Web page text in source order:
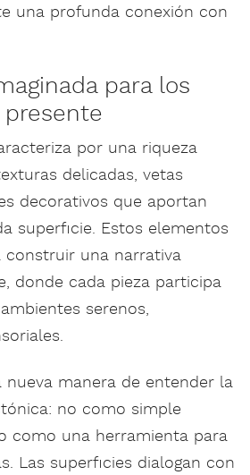
una profunda conexión con
para los
por una riqueza
delicadas, vetas
decorativos que aportan
superficie. Estos elementos
construir una narrativa
donde cada pieza participa
serenos,
nueva manera de entender la
no como simple
como una herramienta para
Las superficies dialogan con